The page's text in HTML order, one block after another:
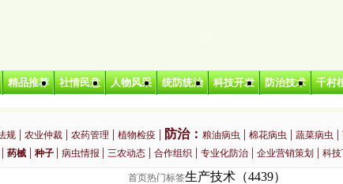
精品推荐 社情民意 人物风采 统防统治 科技开发 防治技术 千村
规 | 农业仲裁 | 农药管理 | 植物检疫 | 防治： 粮油病虫 | 棉花病虫 | 蔬菜病虫 |
药械| 种子 | 病虫情报 | 三农动态| 合作组织 | 专业化防治| 企业营销策划| 科
首页热门标签生产技术（4439）